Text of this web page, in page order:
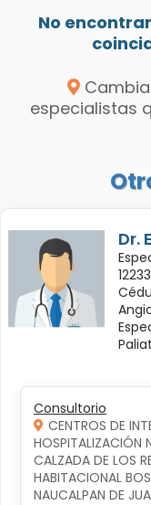
No
Cambia
especialistas
Dr.
Consultorio
CENTROS DE
HOSPITALIZACIÓN
CALZADA DE LOS
HABITACIONAL
NAUCALPAN DE